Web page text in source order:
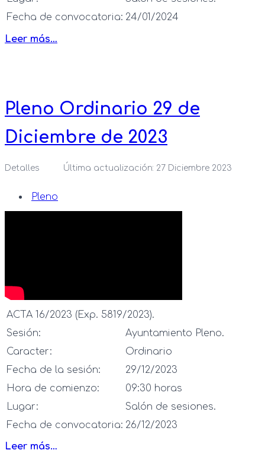
Fecha de convocatoria: 24/01/2024
Leer más…
Pleno Ordinario 29 de
Diciembre de 2023
Detalles Última actualización: 27 Diciembre 2023
Pleno
ACTA 16/2023 (Exp. 5819/2023).
Sesión:
Ayuntamiento Pleno.
Caracter:
Ordinario
Fecha de la sesión:
29/12/2023
Hora de comienzo:
09:30 horas
Lugar:
Salón de sesiones.
Fecha de convocatoria: 26/12/2023
Leer más…